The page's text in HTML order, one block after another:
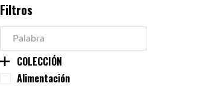
Filtros
COLECCIÓN
Alimentación